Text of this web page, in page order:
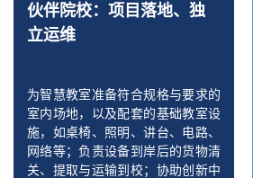
伙伴院校：项目落地、独
立运维
为智慧教室准备符合规格与要求的
室内场地，以及配套的基础教室设
施，如桌椅、照明、讲台、电路、
网络等；负责设备到岸后的货物清
关、提取与运输到校；协助创新中